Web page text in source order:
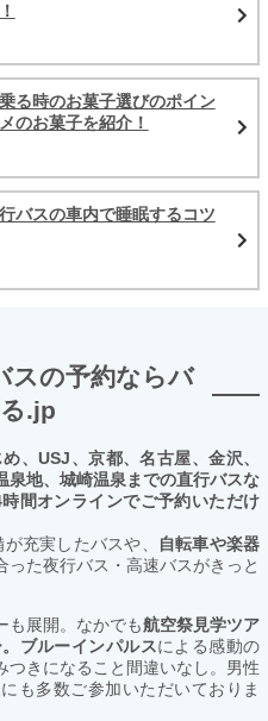
る時のお菓子選びのポイン
のお菓子を紹介！
バスの車内で睡眠するコツ
スの予約ならバ
.jp
、USJ、京都、名古屋、金沢、
泉地、城崎温泉までの直行バスな
間オンラインでご予約いただけ
充実したバスや、
自転車や楽器
った夜行バス・高速バスがきっと
も展開。なかでも航空祭見学ツア
ブルーインパルスによる感動の
つきになること間違いなし。男性
も多数ご参加いただいておりま